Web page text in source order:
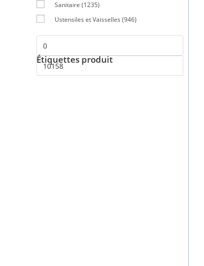
Sanitaire (1235)
Ustensiles et Vaisselles (946)
Étiquettes produit